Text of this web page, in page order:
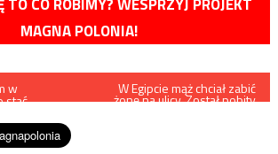
MAGNA POLONIA!
w
stać
W Egipcie mąż chciał zabić
żonę na ulicy. Został pobity